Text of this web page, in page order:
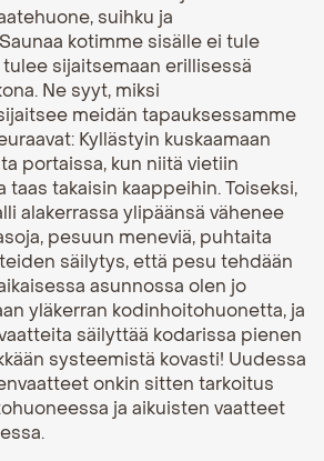
suihku ja
kotimme sisälle ei tule
tulee sijaitsemaan erillisessä
Ne syyt, miksi
meidän tapauksessamme
Kyllästyin kuskaamaan
portaissa, kun niitä vietiin
taas takaisin kaappeihin. Toiseksi,
alakerrassa ylipäänsä vähenee
pesuun meneviä, puhtaita
säilytys, että pesu tehdään
asunnossa olen jo
yläkerran kodinhoitohuonetta, ja
säilyttää kodarissa pienen
systeemistä kovasti! Uudessa
onkin sitten tarkoitus
ja aikuisten vaatteet